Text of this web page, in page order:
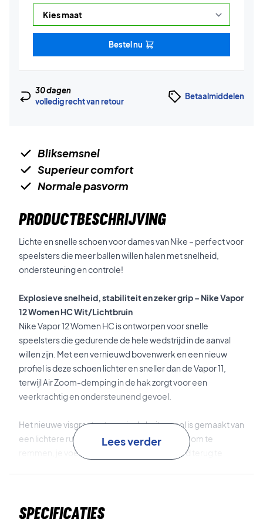
Bestel nu
30 dagen
volledig recht van retour
Betaalmiddelen
Bliksemsnel
Superieur comfort
Normale pasvorm
PRODUCTBESCHRIJVING
Lichte en snelle schoen voor dames van Nike – perfect voor
speelsters die meer ballen willen halen met snelheid,
ondersteuning en controle!
Explosieve snelheid, stabiliteit en zeker grip – Nike Vapor
12 Women HC Wit/Lichtbruin
Nike Vapor 12 Women HC is ontworpen voor snelle
speelsters die gedurende de hele wedstrijd in de aanval
willen zijn. Met een vernieuwd bovenwerk en een nieuw
profiel is deze schoen lichter en sneller dan de Vapor 11,
terwijl Air Zoom-demping in de hak zorgt voor een
veerkrachtig en ondersteunend gevoel.
Het nieuwe visgraatpatroon in de buitenzool is gemaakt van
een lichtere rubbersamenstelling. Dit helpt je om te
remmen, je voet te planten en gecontroleerd terug te
Lees verder
Specificaties